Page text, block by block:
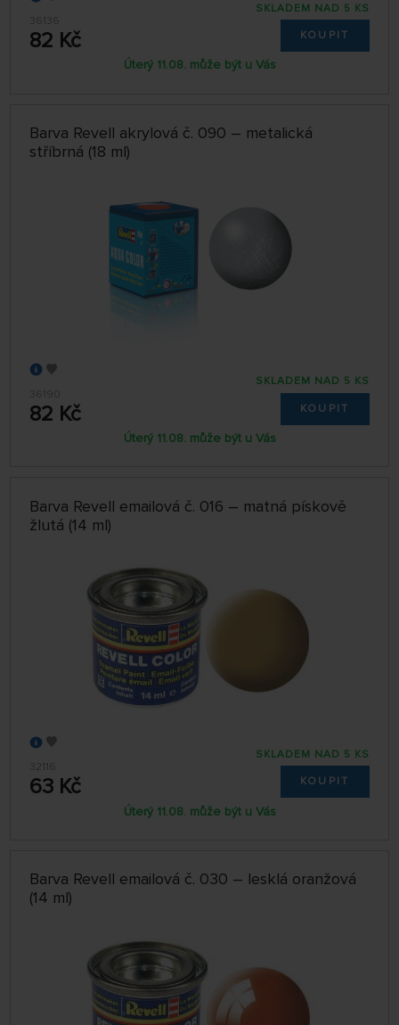
36136
82 Kč
SKLADEM NAD 5 KS
KOUPIT
Úterý 11.08. může být u Vás
Barva Revell akrylová č. 090 – metalická
stříbrná (18 ml)
36190
82 Kč
SKLADEM NAD 5 KS
KOUPIT
Úterý 11.08. může být u Vás
Barva Revell emailová č. 016 – matná pískově
žlutá (14 ml)
32116
63 Kč
SKLADEM NAD 5 KS
KOUPIT
Úterý 11.08. může být u Vás
Barva Revell emailová č. 030 – lesklá oranžová
(14 ml)